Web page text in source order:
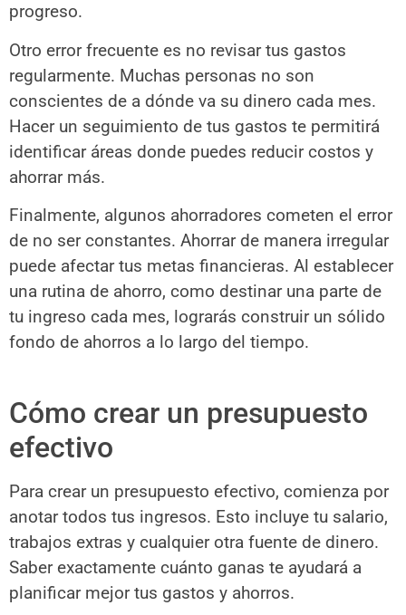
progreso.
Otro error frecuente es no revisar tus gastos
regularmente. Muchas personas no son
conscientes de a dónde va su dinero cada mes.
Hacer un seguimiento de tus gastos te permitirá
identificar áreas donde puedes reducir costos y
ahorrar más.
Finalmente, algunos ahorradores cometen el error
de no ser constantes. Ahorrar de manera irregular
puede afectar tus metas financieras. Al establecer
una rutina de ahorro, como destinar una parte de
tu ingreso cada mes, lograrás construir un sólido
fondo de ahorros a lo largo del tiempo.
Cómo crear un presupuesto
efectivo
Para crear un presupuesto efectivo, comienza por
anotar todos tus ingresos. Esto incluye tu salario,
trabajos extras y cualquier otra fuente de dinero.
Saber exactamente cuánto ganas te ayudará a
planificar mejor tus gastos y ahorros.